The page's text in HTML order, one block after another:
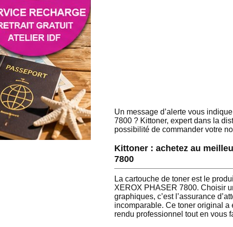
Un message d’alerte vous
7800 ? Kittoner, expert dans la
possibilité de commander votre
Kittoner : achetez au
7800
La cartouche de toner est le
XEROX PHASER 7800. Choisir
graphiques, c’est l’assurance
incomparable. Ce toner original
rendu professionnel tout en vous